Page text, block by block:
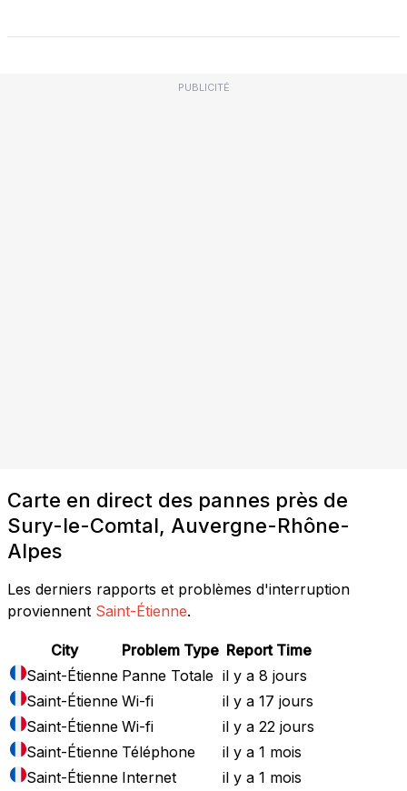
PUBLICITÉ
Carte en direct des pannes près de
Sury-le-Comtal, Auvergne-Rhône-
Alpes
Les derniers rapports et problèmes d'interruption
proviennent Saint-Étienne.
City Problem Type Report Time
Saint-Étienne Panne Totale il y a 8 jours
Saint-Étienne Wi-fi
il y a 17 jours
Saint-Étienne Wi-fi
il y a 22 jours
Saint-Étienne Téléphone
il y a 1 mois
Saint-Étienne Internet il y a 1 mois